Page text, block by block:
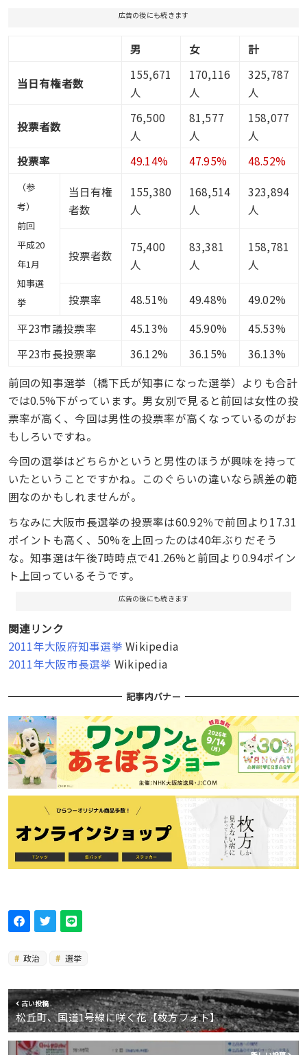
広告の後にも続きます
男 女 計
当日有権者数
155,671
人
170,116
人
325,787
人
投票者数
76,500
人
81,577
人
158,077
人
投票率
49.14% 47.95% 48.52%
（参
考）
前回
平成20
年1月
知事選
挙
当日有権
者数
155,380
人
168,514
人
323,894
人
投票者数
75,400
人
83,381
人
158,781
人
投票率 48.51% 49.48%
49.02%
平23市議投票率
45.13% 45.90%
45.53%
平23市長投票率
36.12% 36.15%
36.13%
前回の知事選挙（橋下氏が知事になった選挙）よりも合計
では0.5%下がっています。男女別で見ると前回は女性の投
票率が高く、今回は男性の投票率が高くなっているのがお
もしろいですね。
今回の選挙はどちらかというと男性のほうが興味を持って
いたということですかね。このぐらいの違いなら誤差の範
囲なのかもしれませんが。
ちなみに大阪市長選挙の投票率は60.92％で前回より17.31
ポイントも高く、50%を上回ったのは40年ぶりだそう
な。知事選は午後7時時点で41.26%と前回より0.94ポイン
ト上回っているそうです。
広告の後にも続きます
関連リンク
2011年大阪府知事選挙 Wikipedia
2011年大阪市長選挙 Wikipedia
記事内バナー
政治 選挙
古い投稿
松丘町、国道1号線に咲く花【枚方フォト】